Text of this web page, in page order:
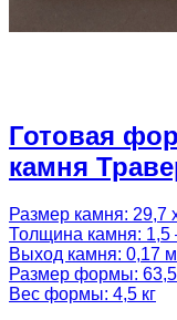
Готовая
камня
Размер камня: 29,7
Толщина камня:
Выход камня: 0,17
Размер формы: 63,5
Вес формы: 4,5 кг